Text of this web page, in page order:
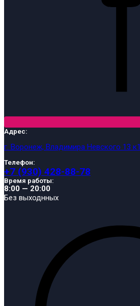
Адрес:
г. Воронеж, Владимира Невского 13 к1
Телефон:
+7 (930) 428-88-78
Время работы:
8:00 — 20:00
Без выходнных